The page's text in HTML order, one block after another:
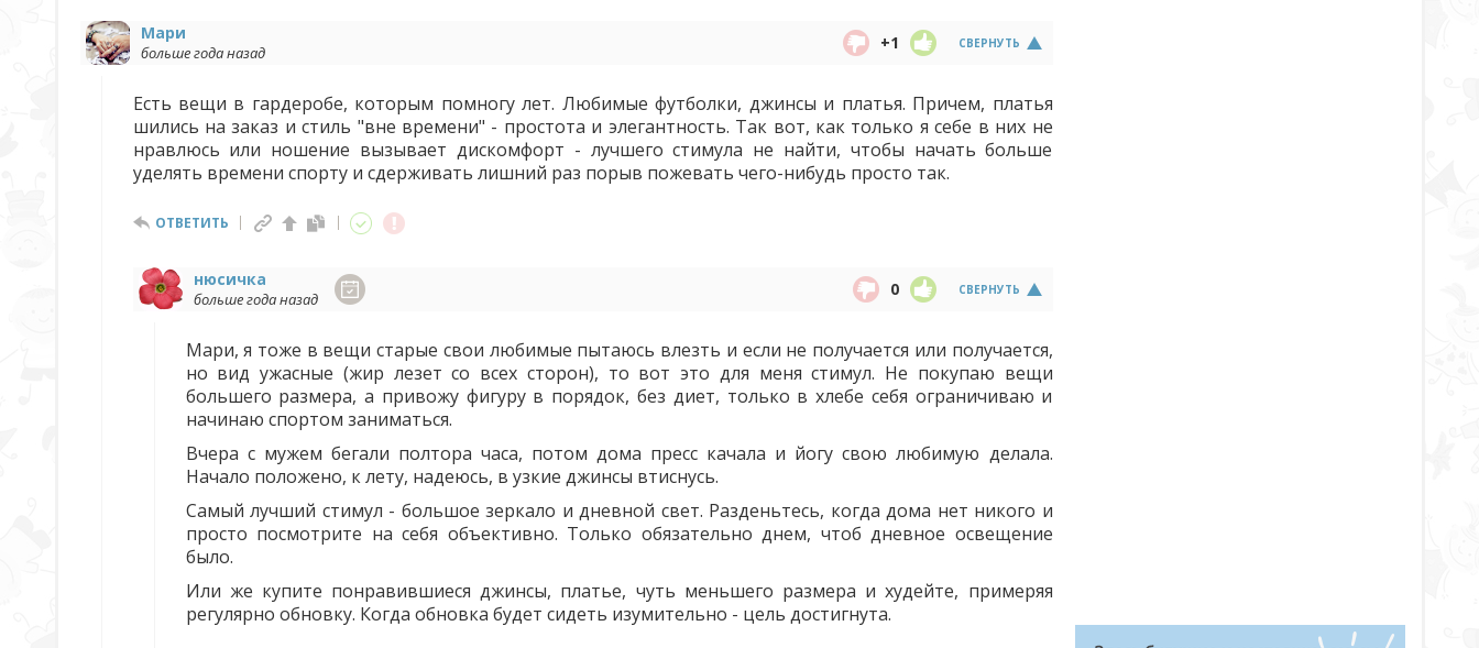
Мари
больше года назад СВЕРНУТЬ
+1
Есть вещи в гардеробе, которым помногу лет. Любимые футболки, джинсы и платья. Причем, платья
шились на заказ и стиль "вне времени" - простота и элегантность. Так вот, как только я себе в них не
нравлюсь или ношение вызывает дискомфорт - лучшего стимула не найти, чтобы начать больше
уделять времени спорту и сдерживать лишний раз порыв пожевать чего-нибудь просто так.
ОТВЕТИТЬ
нюсичка
больше года назад СВЕРНУТЬ
0
Мари, я тоже в вещи старые свои любимые пытаюсь влезть и если не получается или получается,
но вид ужасные (жир лезет со всех сторон), то вот это для меня стимул. Не покупаю вещи
большего размера, а привожу фигуру в порядок, без диет, только в хлебе себя ограничиваю и
начинаю спортом заниматься.
Вчера с мужем бегали полтора часа, потом дома пресс качала и йогу свою любимую делала.
Начало положено, к лету, надеюсь, в узкие джинсы втиснусь.
Самый лучший стимул - большое зеркало и дневной свет. Разденьтесь, когда дома нет никого и
просто посмотрите на себя объективно. Только обязательно днем, чтоб дневное освещение
было.
Или же купите понравившиеся джинсы, платье, чуть меньшего размера и худейте, примеряя
регулярно обновку. Когда обновка будет сидеть изумительно - цель достигнута.